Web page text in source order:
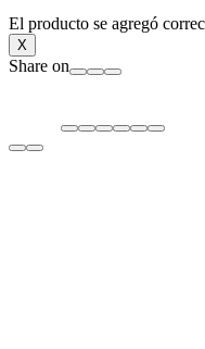
El producto se agregó
X
Share on